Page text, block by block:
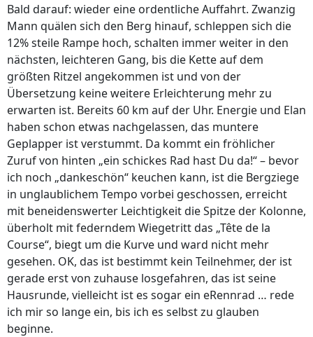
Bald darauf: wieder eine ordentliche Auffahrt. Zwanzig
Mann quälen sich den Berg hinauf, schleppen sich die
12% steile Rampe hoch, schalten immer weiter in den
nächsten, leichteren Gang, bis die Kette auf dem
größten Ritzel angekommen ist und von der
Übersetzung keine weitere Erleichterung mehr zu
erwarten ist. Bereits 60 km auf der Uhr. Energie und Elan
haben schon etwas nachgelassen, das muntere
Geplapper ist verstummt. Da kommt ein fröhlicher
Zuruf von hinten „ein schickes Rad hast Du da!“ – bevor
ich noch „dankeschön“ keuchen kann, ist die Bergziege
in unglaublichem Tempo vorbei geschossen, erreicht
mit beneidenswerter Leichtigkeit die Spitze der Kolonne,
überholt mit federndem Wiegetritt das „Tête de la
Course“, biegt um die Kurve und ward nicht mehr
gesehen. OK, das ist bestimmt kein Teilnehmer, der ist
gerade erst von zuhause losgefahren, das ist seine
Hausrunde, vielleicht ist es sogar ein eRennrad … rede
ich mir so lange ein, bis ich es selbst zu glauben
beginne.